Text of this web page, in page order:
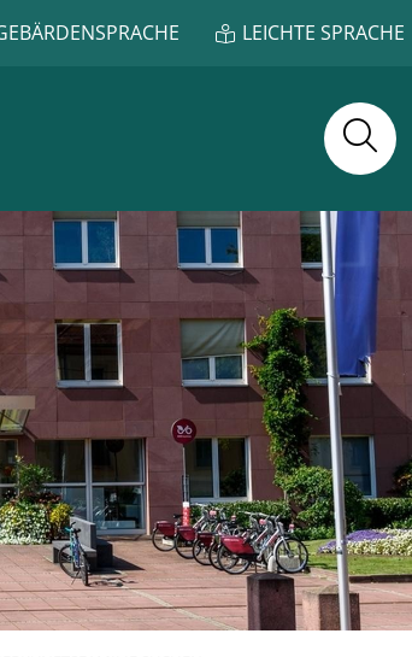
LEICHTE SPRACHE